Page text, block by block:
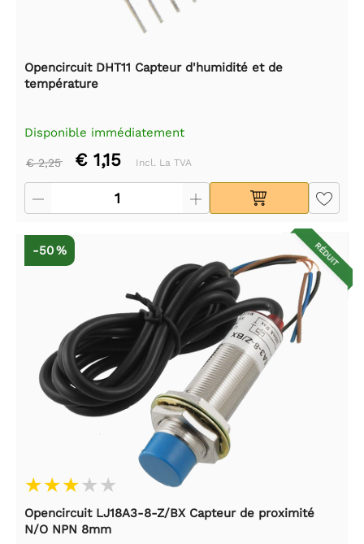
Opencircuit DHT11 Capteur d'humidité et de
température
Disponible immédiatement
€ 2,25 € 1,15 Incl. La TVA
RÉDUIT
-50 %
Opencircuit LJ18A3-8-Z/BX Capteur de proximité
N/O NPN 8mm